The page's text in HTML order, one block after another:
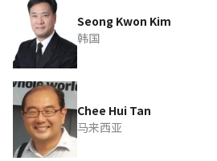
Seong Kwon Kim
韩国
Chee Hui Tan
马来西亚